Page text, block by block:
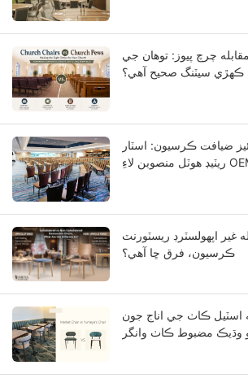
چرچ پيوز: توهان جي
ڪهڙي سيٽنگ صحيح آهي؟
ضيافت ڪرسيون: اسٽار
غير اپهولسٽرڊ ريسٽورنٽ
ڪرسيون، فرق ڇا آهي؟
اسٽيل ڪاٺ جي اناج جون
وڌيڪ مضبوط ڪاٺ وانگر